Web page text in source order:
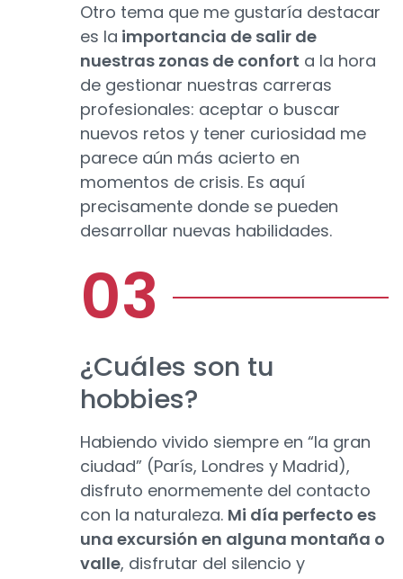
Otro tema que me gustaría destacar
es la importancia de salir de
nuestras zonas de confort a la hora
de gestionar nuestras carreras
profesionales: aceptar o buscar
nuevos retos y tener curiosidad me
parece aún más acierto en
momentos de crisis. Es aquí
precisamente donde se pueden
desarrollar nuevas habilidades.
¿Cuáles son tu
hobbies?
Habiendo vivido siempre en “la gran
ciudad” (París, Londres y Madrid),
disfruto enormemente del contacto
con la naturaleza. Mi día perfecto es
una excursión en alguna montaña o
valle, disfrutar del silencio y